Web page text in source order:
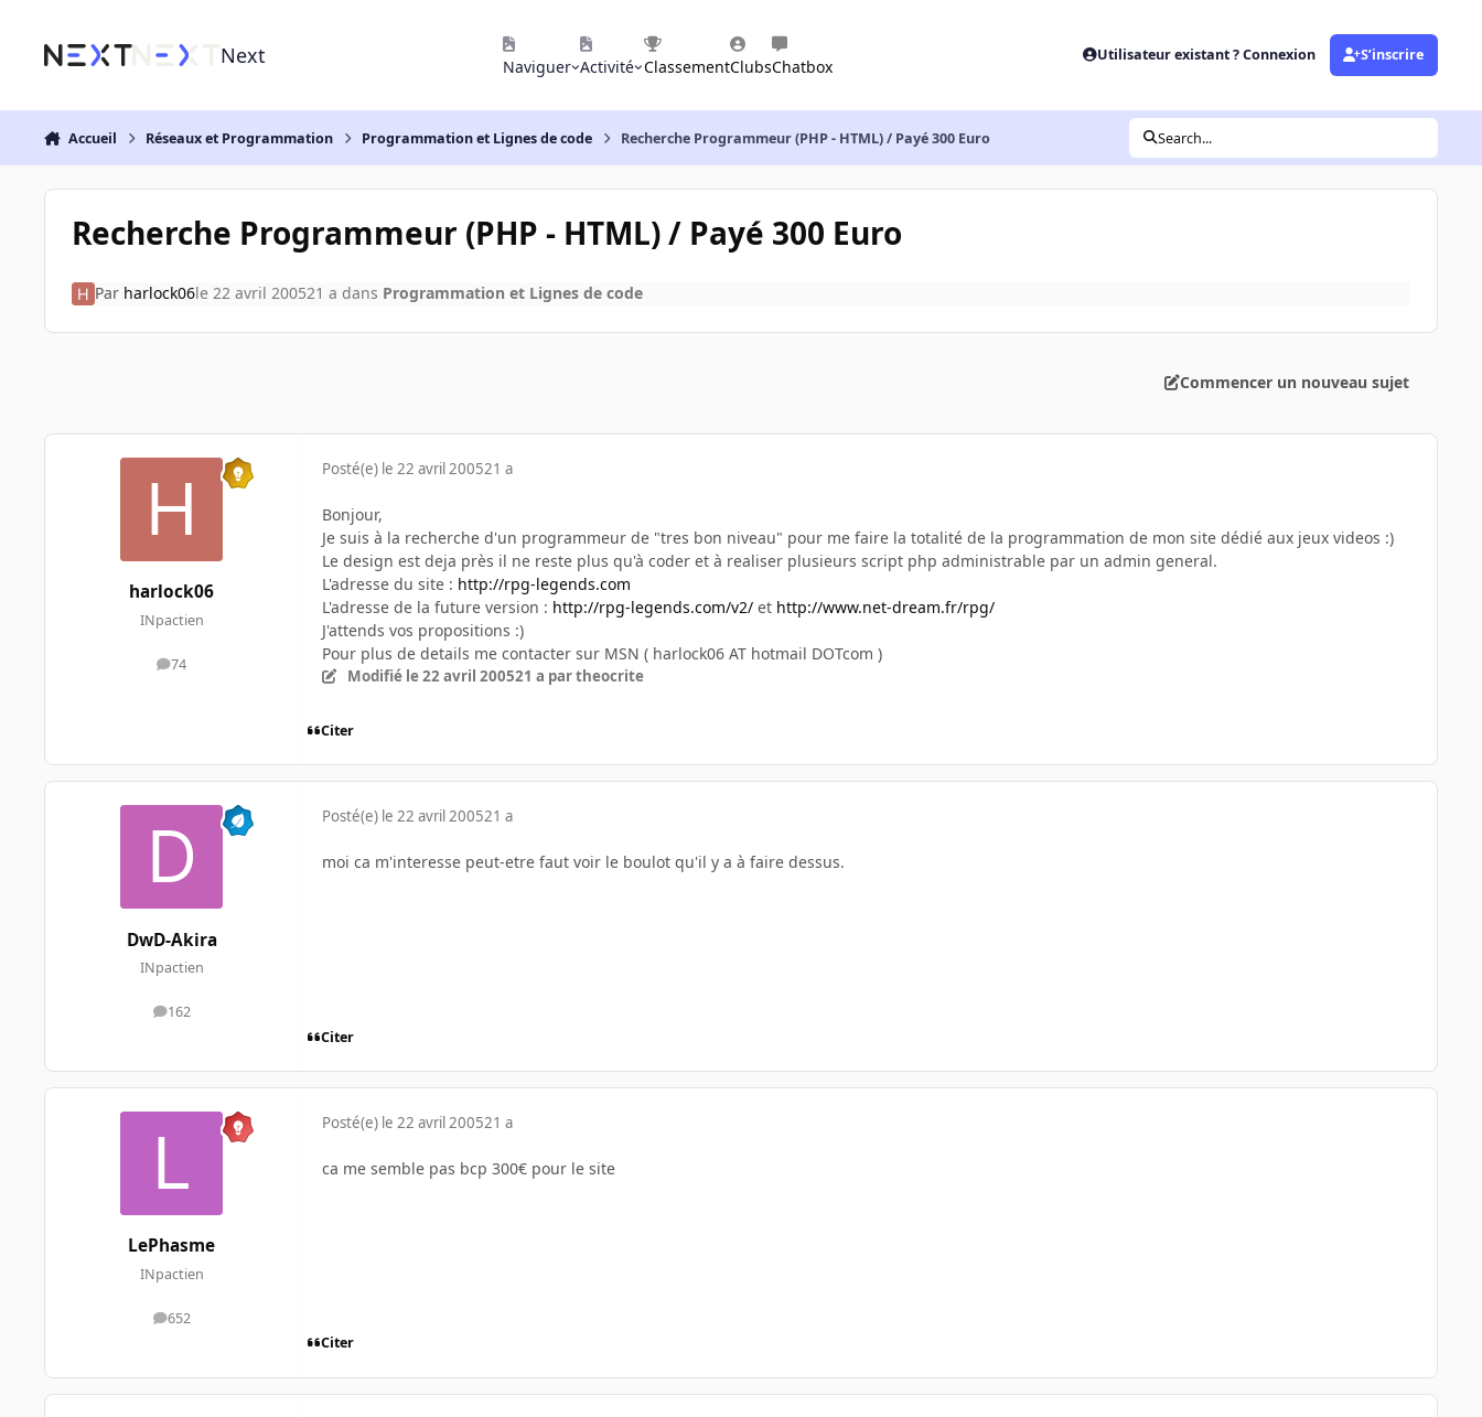
Next Naviguer Activité ClassementClubsChatbox
Utilisateur existant ? Connexion S’inscrire
Accueil Réseaux et Programmation Programmation et Lignes de code Recherche Programmeur (PHP - HTML) / Payé 300 Euro Search...
Recherche Programmeur (PHP - HTML) / Payé 300 Euro
Par harlock06le 22 avril 200521 a dans Programmation et Lignes de code
Commencer un nouveau sujet
harlock06
INpactien
74
messages
Posté(e) le 22 avril 200521 a
Bonjour,
Je suis à la recherche d'un programmeur de "tres bon niveau" pour me faire la totalité de la programmation de mon site dédié aux jeux videos :)
Le design est deja près il ne reste plus qu'à coder et à realiser plusieurs script php administrable par un admin general.
L'adresse du site : http://rpg-legends.com
L'adresse de la future version : http://rpg-legends.com/v2/ et http://www.net-dream.fr/rpg/
J'attends vos propositions :)
Pour plus de details me contacter sur MSN ( harlock06 AT hotmail DOTcom )
Modifié le 22 avril 200521 a par theocrite
Citer
DwD-Akira
INpactien
162
messages
Posté(e) le 22 avril 200521 a
moi ca m'interesse peut-etre faut voir le boulot qu'il y a à faire dessus.
Citer
LePhasme
INpactien
652
messages
Posté(e) le 22 avril 200521 a
ca me semble pas bcp 300€ pour le site
Citer